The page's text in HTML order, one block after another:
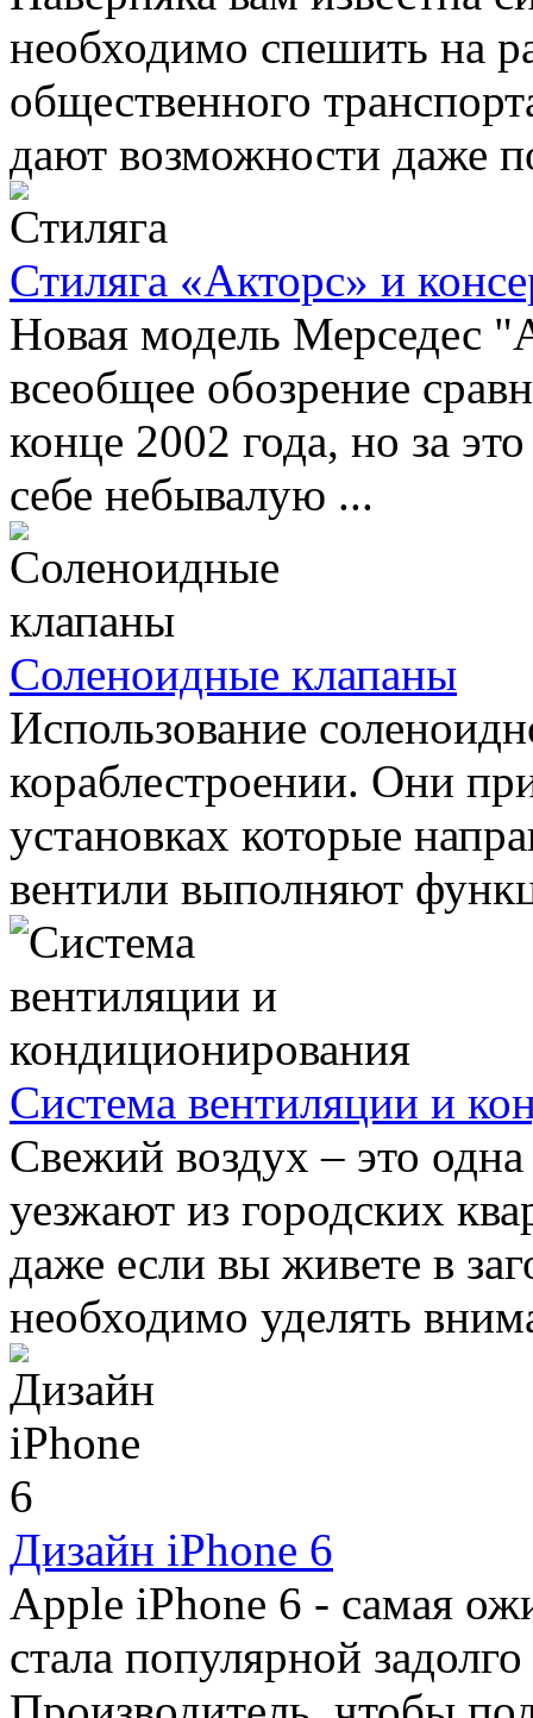
необходимо спешить на
общественного
дают возможности даже
Стиляга «Акторс» и
Новая модель Мерседес
всеобщее обозрение
конце 2002 года, но за
себе небывалую ...
Соленоидные клапаны
Использование
кораблестроении. Они
установках которые
вентили выполняют
Система вентиляции и
Свежий воздух – это
уезжают из городских
даже если вы живете в
необходимо уделять
Дизайн iPhone 6
Apple iPhone 6 - самая
стала популярной